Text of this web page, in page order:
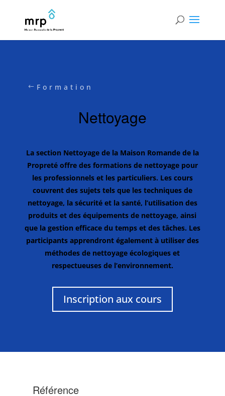
Formation
Nettoyage
La section Nettoyage de la Maison Romande de la
Propreté offre des formations de nettoyage pour
les professionnels et les particuliers. Les cours
couvrent des sujets tels que les techniques de
nettoyage, la sécurité et la santé, l’utilisation des
produits et des équipements de nettoyage, ainsi
que la gestion efficace du temps et des tâches. Les
participants apprendront également à utiliser des
méthodes de nettoyage écologiques et
respectueuses de l’environnement.
Inscription aux cours
Référence